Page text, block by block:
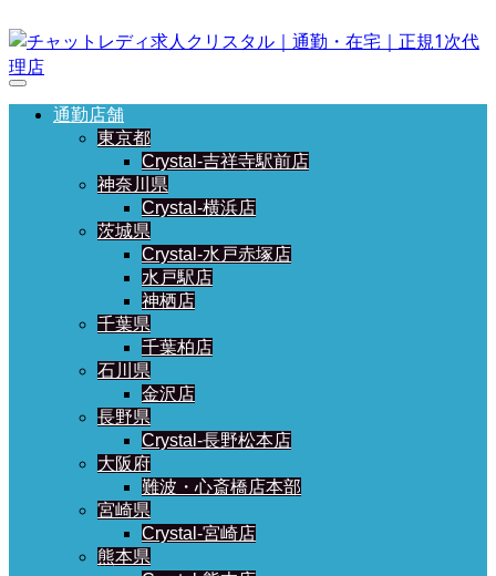
通勤店舗
東京都
Crystal-吉祥寺駅前店
神奈川県
Crystal-横浜店
茨城県
Crystal-水戸赤塚店
水戸駅店
神栖店
千葉県
千葉柏店
石川県
金沢店
長野県
Crystal-長野松本店
大阪府
難波・心斎橋店本部
宮崎県
Crystal-宮崎店
熊本県